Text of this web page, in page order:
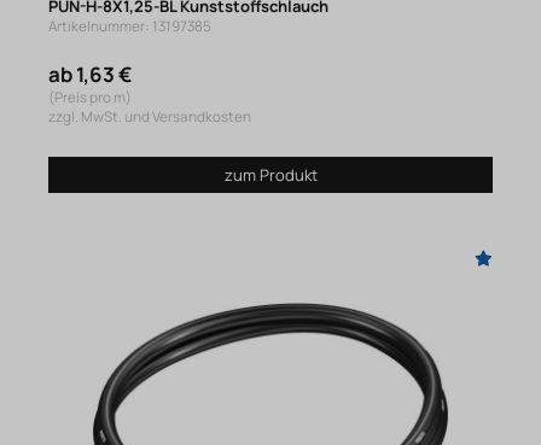
PUN-H-8X1,25-BL Kunststoffschlauch
Artikelnummer: 13197385
ab 1,63 €
(Preis pro m)
zzgl. MwSt. und Versandkosten
zum Produkt